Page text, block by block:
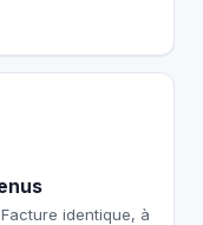
identique, à